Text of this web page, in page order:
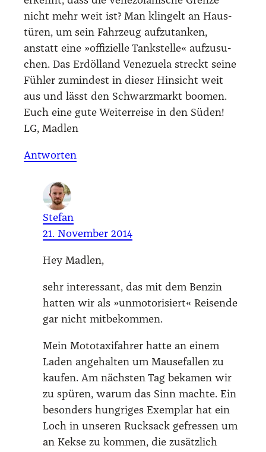
nicht mehr weit ist? Man klin­gelt an Haus­
tü­ren, um sein Fahr­zeug auf­zu­tan­ken,
anstatt eine »offi­zi­el­le Tank­stel­le« auf­zu­su­
chen. Das Erd­öl­land Vene­zue­la streckt sei­ne
Füh­ler zumin­dest in die­ser Hin­sicht weit
aus und lässt den Schwarz­markt boo­men.
Euch eine gute Wei­ter­rei­se in den Süden!
LG, Mad­len
Antworten
Stefan
21. November 2014
Hey Mad­len,
sehr inter­es­sant, das mit dem Ben­zin
hat­ten wir als »unmo­to­ri­siert« Rei­sen­de
gar nicht mit­be­kom­men.
Mein Moto­ta­xi­fah­rer hat­te an einem
Laden ange­hal­ten um Mau­se­fal­len zu
kau­fen. Am nächs­ten Tag beka­men wir
zu spü­ren, war­um das Sinn mach­te. Ein
beson­ders hung­ri­ges Exem­plar hat ein
Loch in unse­ren Ruck­sack gefres­sen um
an Kek­se zu kom­men, die zusätz­lich